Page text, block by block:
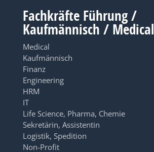
Fachkräfte Führung /
Kaufmännisch / Medical
Medical
Kaufmännisch
Finanz
Engineering
HRM
IT
Life Science, Pharma, Chemie
Sekretärin, Assistentin
Logistik, Spedition
Non-Profit